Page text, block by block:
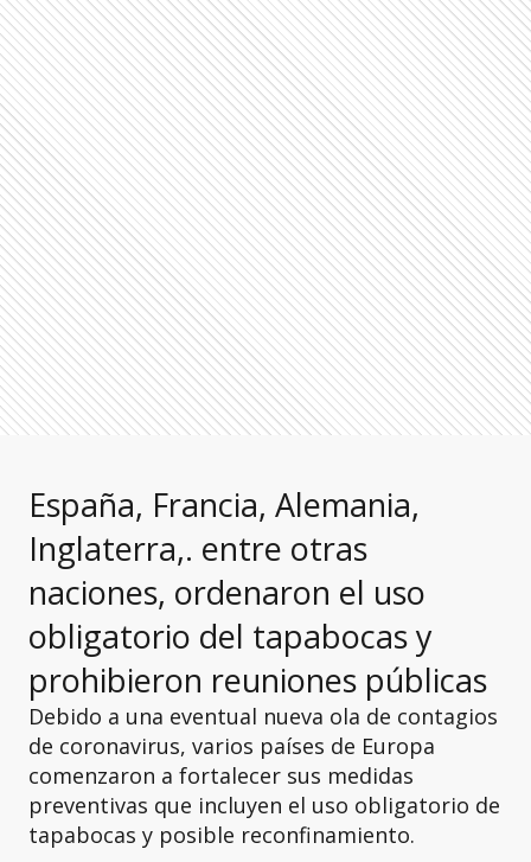
España, Francia, Alemania,
Inglaterra,. entre otras
naciones, ordenaron el uso
obligatorio del tapabocas y
prohibieron reuniones públicas
Debido a una eventual nueva ola de contagios
de coronavirus, varios países de Europa
comenzaron a fortalecer sus medidas
preventivas que incluyen el uso obligatorio de
tapabocas y posible reconfinamiento.